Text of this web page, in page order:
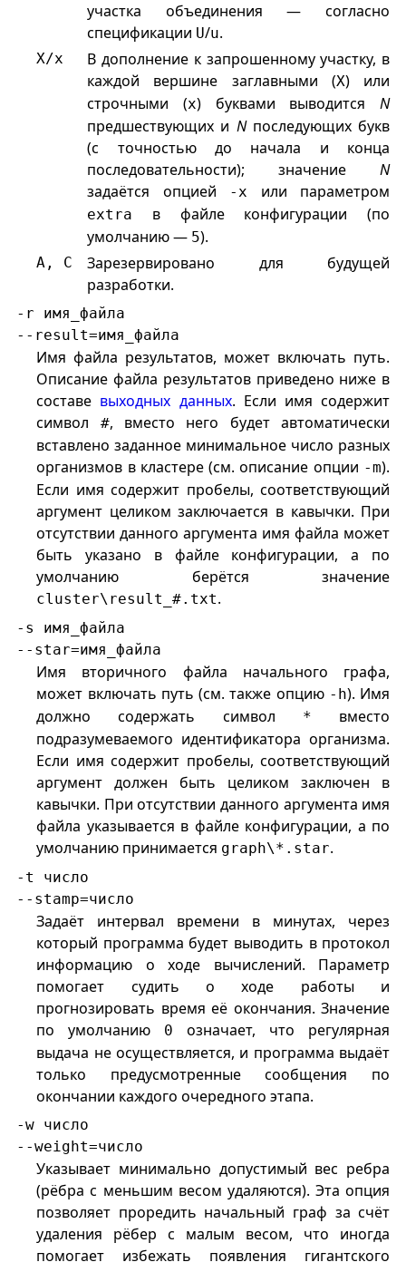
участка объединения — согласно
спецификации U/u.
X/x
В дополнение к запрошенному участку, в
каждой вершине заглавными (X) или
строчными (x) буквами выводитсяN
предшествующих и Nпоследующих букв
(с точностью до начала и конца
последовательности); значениеN
задаётся опцией
-x или параметром
extra
в файле конфигурации (по
умолчанию — 5).
A , C
Зарезервировано для будущей
разработки.
-r имя_файла
--result=имя_файла
Имя файла результатов, может включать путь.
Описание файла результатов приведено ниже в
составе выходных данных. Если имя содержит
символ #, вместо него будет автоматически
вставлено заданное минимальное число разных
организмов в кластере (см. описание опции -m).
Если имя содержит пробелы, соответствующий
аргумент целиком заключается в кавычки. При
отсутствии данного аргумента имя файла может
быть указано в файле конфигурации, а по
умолчанию берётся значение
cluster\result_#.txt.
-s имя_файла
--star=имя_файла
Имя вторичного файла начального графа,
может включать путь (см. также опцию -h). Имя
должно содержать символ
*
вместо
подразумеваемого идентификатора организма.
Если имя содержит пробелы, соответствующий
аргумент должен быть целиком заключен в
кавычки. При отсутствии данного аргумента имя
файла указывается в файле конфигурации, а по
умолчанию принимается graph\*.star.
-t число
--stamp=число
Задаёт интервал времени в минутах, через
который программа будет выводить в протокол
информацию о ходе вычислений. Параметр
помогает судить о ходе работы и
прогнозировать время её окончания. Значение
по умолчанию
0
означает, что регулярная
выдача не осуществляется, и программа выдаёт
только предусмотренные сообщения по
окончании каждого очередного этапа.
-w число
--weight=число
Указывает минимально допустимый вес ребра
(рёбра с меньшим весом удаляются). Эта опция
позволяет проредить начальный граф за счёт
удаления рёбер с малым весом, что иногда
помогает избежать появления гигантского